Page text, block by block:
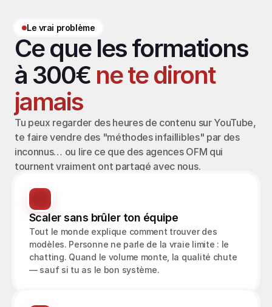
Le vrai problème
Ce que les formations
à 300€ ne te diront
jamais
Tu peux regarder des heures de contenu sur YouTube,
te faire vendre des "méthodes infaillibles" par des
inconnus… ou lire ce que des agences OFM qui
tournent vraiment ont partagé avec nous.
Scaler sans brûler ton équipe
Tout le monde explique comment trouver des
modèles. Personne ne parle de la vraie limite : le
chatting. Quand le volume monte, la qualité chute
— sauf si tu as le bon système.